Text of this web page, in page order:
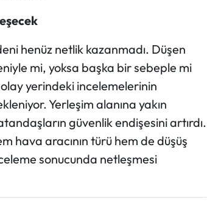
henüz netlik kazanmadı. Düşen
mi, yoksa başka bir sebeple mi
yerindeki incelemelerinin
Yerleşim alanına yakın
güvenlik endişesini artırdı.
hava aracının türü hem de düşüş
sonucunda netleşmesi